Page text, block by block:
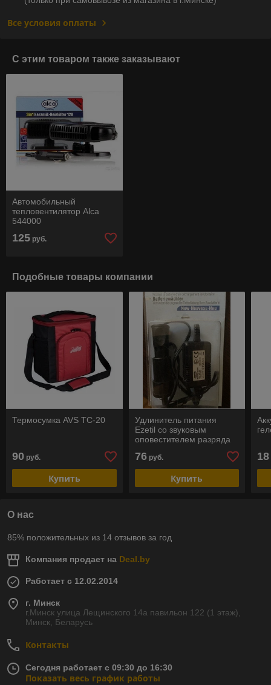
Все условия оплаты
С этим товаром также заказывают
Автомобильный
тепловентилятор Alca
544000
125 руб.
Подобные товары компании
Термосумка AVS TC-20
90 руб.
Купить
Удлинитель питания
Ezetil со звуковым
оповестителем разряда
76руб.
Купить
18
О нас
85% положительных из 14 отзывов за год
Компания продает на Deal.by
Работает с 12.02.2014
г. Минск
г.Минск улица Лещинского 14а павильон 122 (1 этаж),
Минск, Беларусь
Контакты
Сегодня работает с 09:30 до 16:30
Показать весь график работы